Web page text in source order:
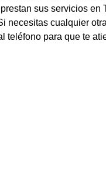
sus servicios en
necesitas cualquier
teléfono para que te